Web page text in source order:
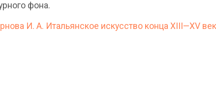
фона.
И. А. Итальянское искусство конца XIII—XV